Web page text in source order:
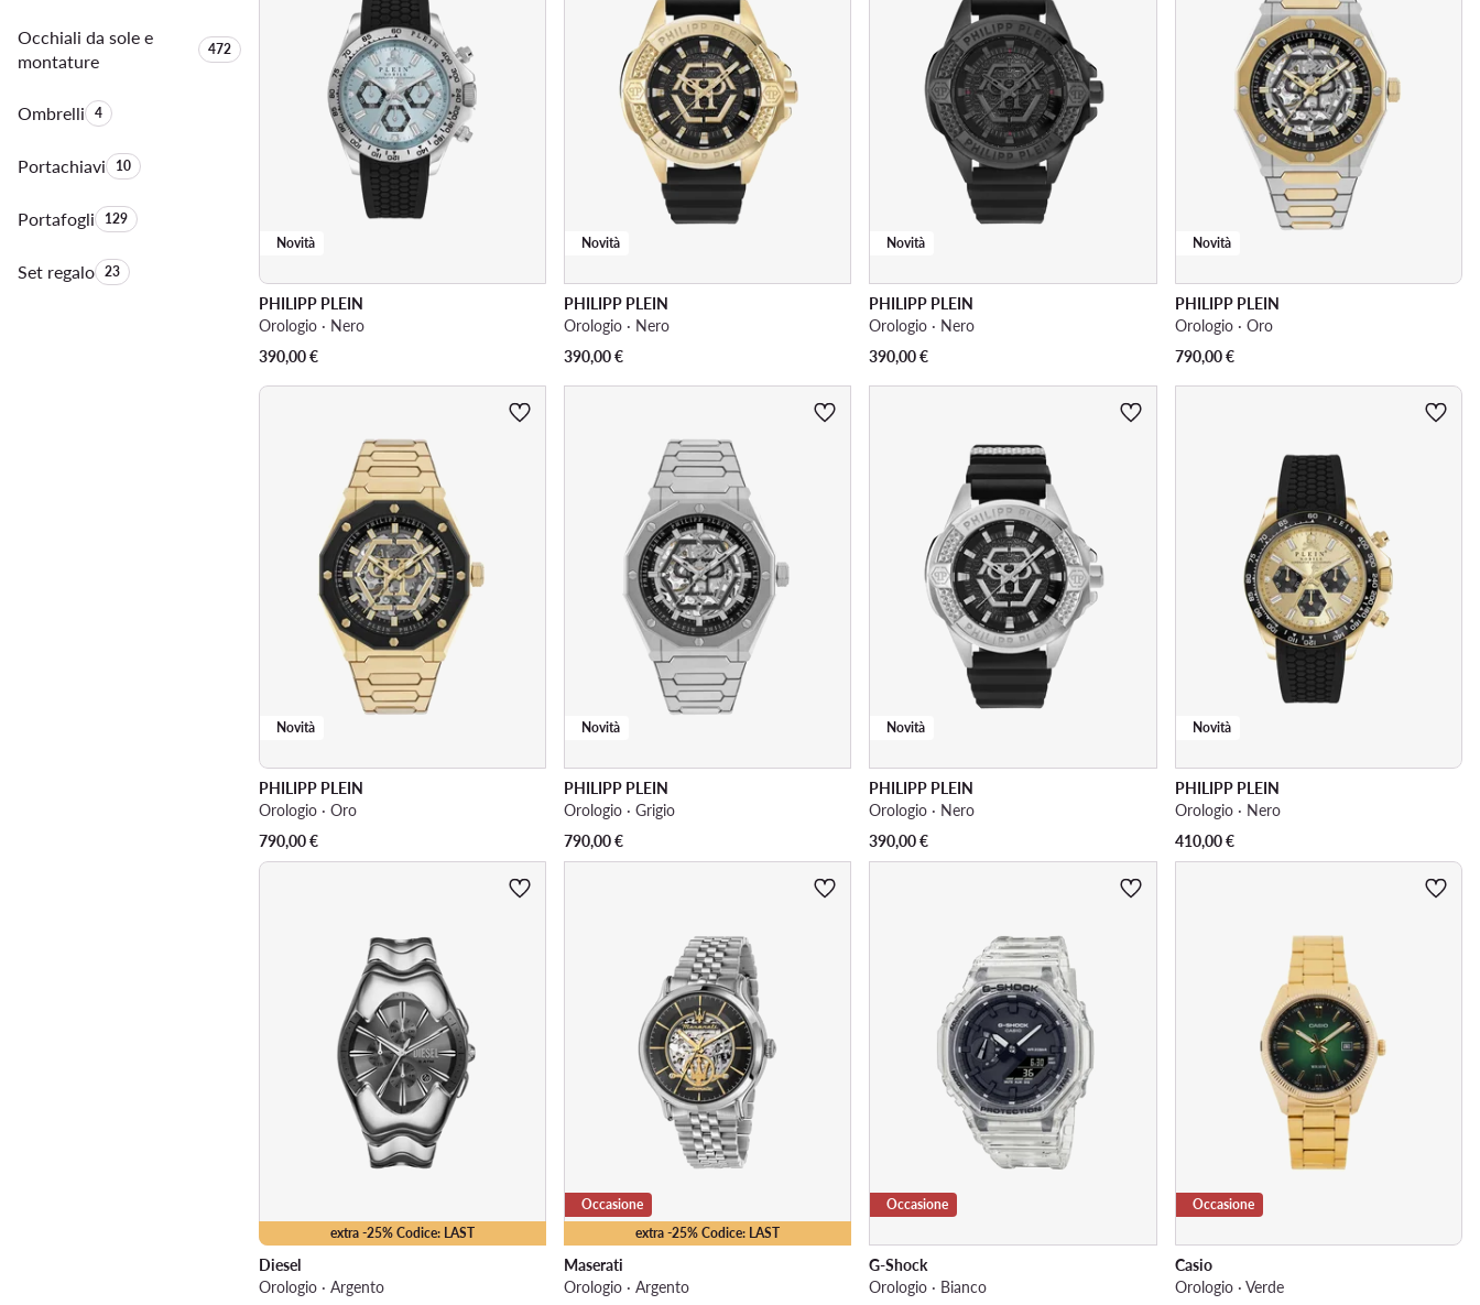
Occhiali da sole e
montature
Quantità di prodotti:
472
OmbrelliQuantità di prodotti:
4
PortachiaviQuantità di prodotti:
10
PortafogliQuantità di prodotti:
129
Set regaloQuantità di prodotti:
23
Novità
PHILIPP PLEIN
Orologio · Nero
390,00€
Novità
PHILIPP PLEIN
Orologio · Nero
390,00€
Novità
PHILIPP PLEIN
Orologio · Nero
390,00€
Novità
PHILIPP PLEIN
Orologio · Oro
790,00€
Novità
PHILIPP PLEIN
Orologio · Oro
790,00€
Novità
PHILIPP PLEIN
Orologio · Grigio
790,00€
Novità
PHILIPP PLEIN
Orologio · Nero
390,00€
Novità
PHILIPP PLEIN
Orologio · Nero
410,00€
extra -25% Codice: LAST
Diesel
Orologio · Argento
extra -25% Codice: LAST
Occasione
Maserati
Orologio · Argento
Occasione
G-Shock
Orologio · Bianco
Occasione
Casio
Orologio · Verde